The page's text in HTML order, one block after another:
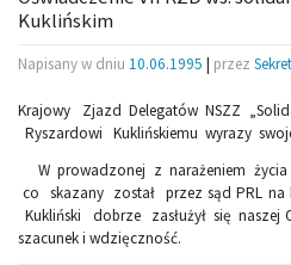
Kuklińskim
Napisany w dniu 10.06.1995 | przez
Krajowy Zjazd Delegatów NSZZ
Ryszardowi Kuklińskiemu wyrazy
W prowadzonej z narażeniem życia
co skazany został przez sąd PRL na
Kukliński dobrze zasłużył się naszej
szacunek i wdzięczność.